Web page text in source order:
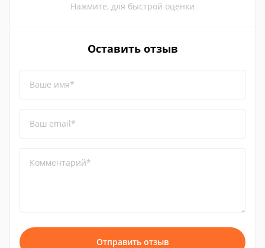
Нажмите, для быстрой оценки
Оставить отзыв
Ваше имя*
Ваш email*
Комментарий*
Отправить отзыв